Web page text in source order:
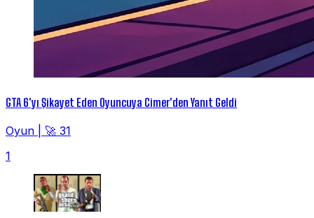
GTA 6'yı Şikayet Eden Oyuncuya Cimer'den Yanıt Geldi
Oyun
🚀 31
1